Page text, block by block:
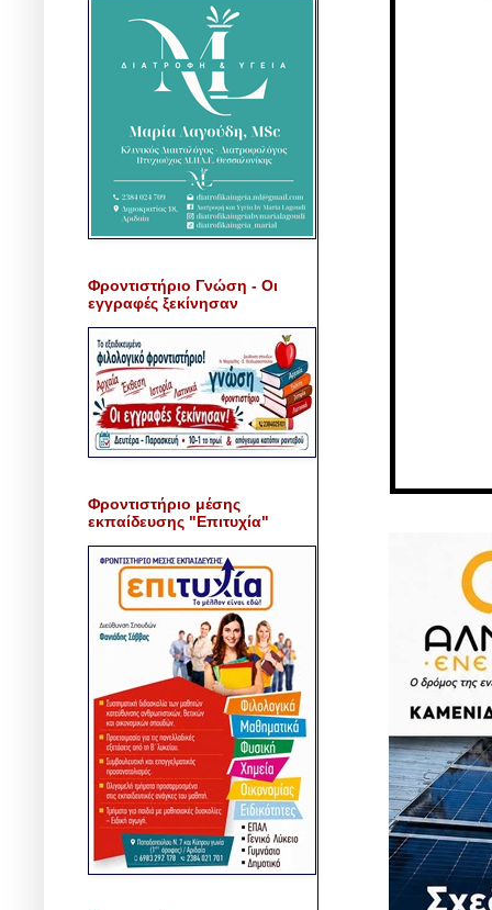
Φροντιστήριο Γνώση - Οι
εγγραφές ξεκίνησαν
Φροντιστήριο μέσης
εκπαίδευσης "Επιτυχία"